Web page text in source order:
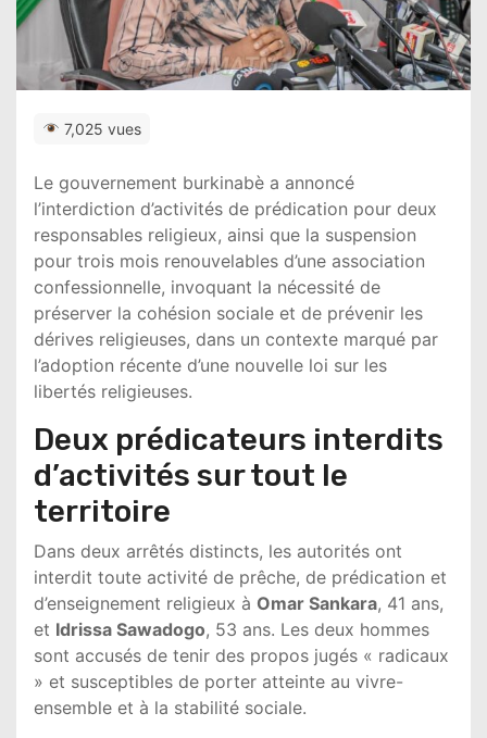
7,025 vues
Le gouvernement burkinabè a annoncé
l’interdiction d’activités de prédication pour deux
responsables religieux, ainsi que la suspension
pour trois mois renouvelables d’une association
confessionnelle, invoquant la nécessité de
préserver la cohésion sociale et de prévenir les
dérives religieuses, dans un contexte marqué par
l’adoption récente d’une nouvelle loi sur les
libertés religieuses.
Deux prédicateurs interdits
d’activités sur tout le
territoire
Dans deux arrêtés distincts, les autorités ont
interdit toute activité de prêche, de prédication et
d’enseignement religieux à Omar Sankara, 41 ans,
et Idrissa Sawadogo, 53 ans. Les deux hommes
sont accusés de tenir des propos jugés « radicaux
» et susceptibles de porter atteinte au vivre-
ensemble et à la stabilité sociale.